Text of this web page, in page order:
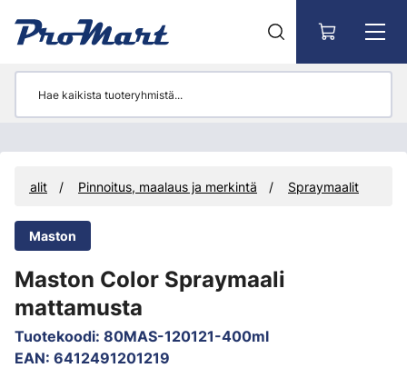
Pinnoitus, maalaus ja merkintä Spraymaalit
Maston
Maston Color Spraymaali
mattamusta
Tuotekoodi: 80MAS-120121-400ml
EAN: 6412491201219